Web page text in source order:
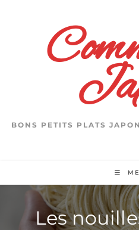
BONS PETITS PLATS
Les